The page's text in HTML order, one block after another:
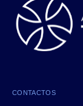
CONTACTOS